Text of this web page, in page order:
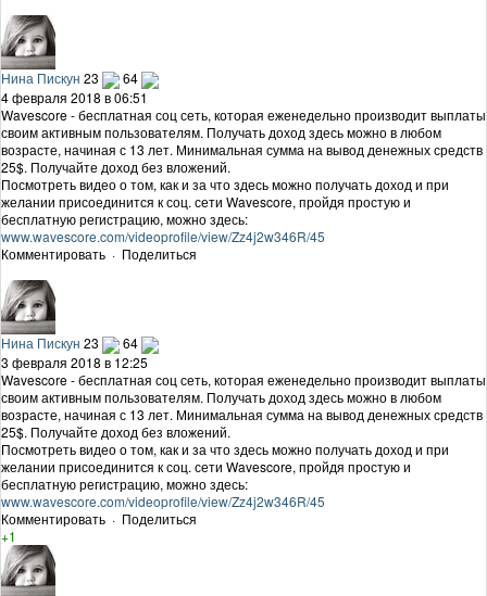
Нина Пискун 23
64
4 февраля 2018 в 06:51
Wavescore - бесплатная соц сеть, которая еженедельно производит выплаты
своим активным пользователям. Получать доход здесь можно в любом
возрасте, начиная с 13 лет. Минимальная сумма на вывод денежных средств
25$. Получайте доход без вложений.
Посмотреть видео о том, как и за что здесь можно получать доход и при
желании присоединится к соц. сети Wavescore, пройдя простую и
бесплатную регистрацию, можно здесь:
www.wavescore.com/videoprofile/view/Zz4j2w346R/45
Комментировать · Поделиться
Нина Пискун 23
64
3 февраля 2018 в 12:25
Wavescore - бесплатная соц сеть, которая еженедельно производит выплаты
своим активным пользователям. Получать доход здесь можно в любом
возрасте, начиная с 13 лет. Минимальная сумма на вывод денежных средств
25$. Получайте доход без вложений.
Посмотреть видео о том, как и за что здесь можно получать доход и при
желании присоединится к соц. сети Wavescore, пройдя простую и
бесплатную регистрацию, можно здесь:
www.wavescore.com/videoprofile/view/Zz4j2w346R/45
Комментировать · Поделиться
+1